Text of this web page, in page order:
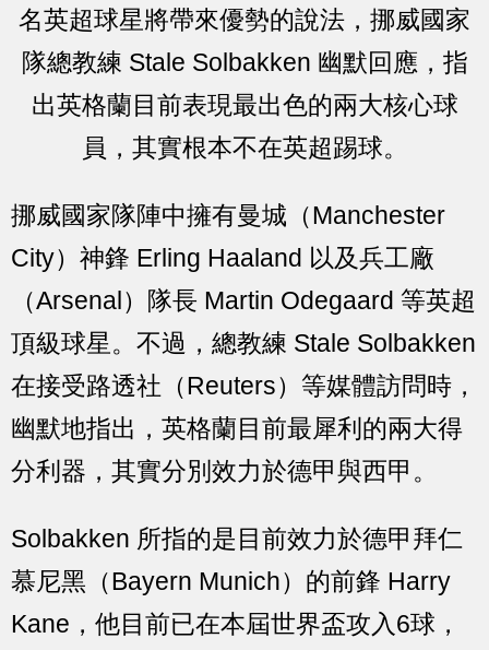
名英超球星將帶來優勢的說法，挪威國家
隊總教練 Stale Solbakken 幽默回應，指
出英格蘭目前表現最出色的兩大核心球
員，其實根本不在英超踢球。
挪威國家隊陣中擁有曼城（Manchester
City）神鋒 Erling Haaland 以及兵工廠
（Arsenal）隊長 Martin Odegaard 等英超
頂級球星。不過，總教練 Stale Solbakken
在接受路透社（Reuters）等媒體訪問時，
幽默地指出，英格蘭目前最犀利的兩大得
分利器，其實分別效力於德甲與西甲。
Solbakken 所指的是目前效力於德甲拜仁
慕尼黑（Bayern Munich）的前鋒 Harry
Kane，他目前已在本屆世界盃攻入6球，